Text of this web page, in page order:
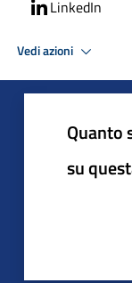
LinkedIn
Vedi azioni
Quanto
su